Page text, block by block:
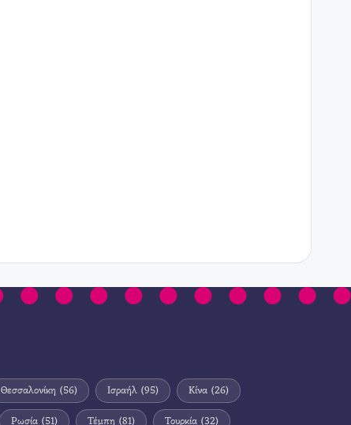
Θεσσαλονίκη (56) Ισραήλ (95) Κίνα (26)
Ρωσία (51) Τέμπη (81) Τουρκία (32)